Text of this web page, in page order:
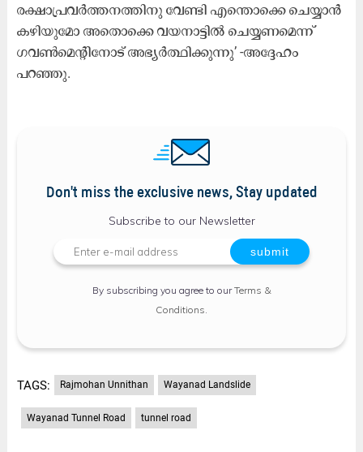
രക്ഷാപ്രവർത്തനത്തിനു വേണ്ടി എന്തൊക്കെ ചെയ്യാൻ
കഴിയുമോ അതൊക്കെ വയനാട്ടിൽ ചെയ്യണമെന്ന്
ഗവൺമെന്റിനോട് അഭ്യർത്ഥിക്കുന്നു’ -അദ്ദേഹം
പറഞ്ഞു.
Don't miss the exclusive news, Stay updated
Subscribe to our Newsletter
By subscribing you agree to ourTerms &
Conditions
TAGS: Rajmohan Unnithan Wayanad Landslide
Wayanad Tunnel Road tunnel road